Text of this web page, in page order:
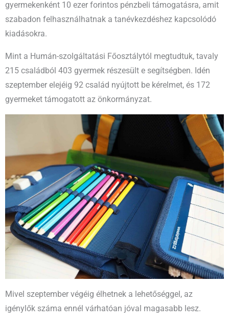
gyermekenként 10 ezer forintos pénzbeli támogatásra, amit
szabadon felhasználhatnak a tanévkezdéshez kapcsolódó
kiadásokra.
Mint a Humán-szolgáltatási Főosztálytól megtudtuk, tavaly
215 családból 403 gyermek részesült e segítségben. Idén
szeptember elejéig 92 család nyújtott be kérelmet, és 172
gyermeket támogatott az önkormányzat.
Mivel szeptember végéig élhetnek a lehetőséggel, az
igénylők száma ennél várhatóan jóval magasabb lesz.